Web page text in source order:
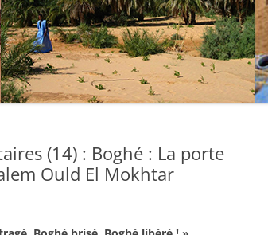
(14) : Boghé : La porte
Ould El Mokhtar